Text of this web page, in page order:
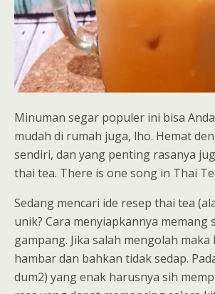
Minuman segar populer ini bisa
mudah di rumah juga, lho. Hemat
sendiri, dan yang penting rasanya
thai tea. There is one song in Thai
Sedang mencari ide resep thai tea
unik? Cara menyiapkannya memang
gampang. Jika salah mengolah maka
hambar dan bahkan tidak sedap.
dum2) yang enak harusnya sih